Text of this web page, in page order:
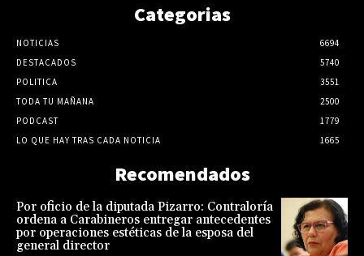
Categorias
NOTICIAS
6694
DESTACADOS
5740
POLITICA
3551
TODA TU MAÑANA
2500
PODCAST
1779
LO QUE HAY TRAS CADA NOTICIA
1665
Recomendados
Por oficio de la diputada Pizarro: Contraloría
ordena a Carabineros entregar antecedentes
por operaciones estéticas de la esposa del
general director